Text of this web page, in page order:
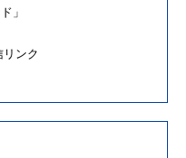
」
ンク